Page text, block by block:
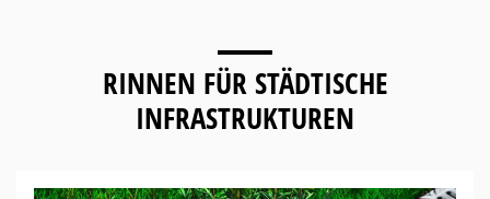
RINNEN FÜRSTÄDTISCHE
INFRASTRUKTUREN